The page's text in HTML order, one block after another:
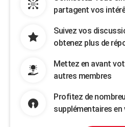
partagent vos
Suivez vos
obtenez plus de
Mettez en avant
autres membres
Profitez de
supplémentaires